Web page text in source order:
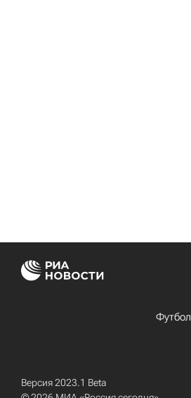
Футбол
Версия 2023.1 Beta